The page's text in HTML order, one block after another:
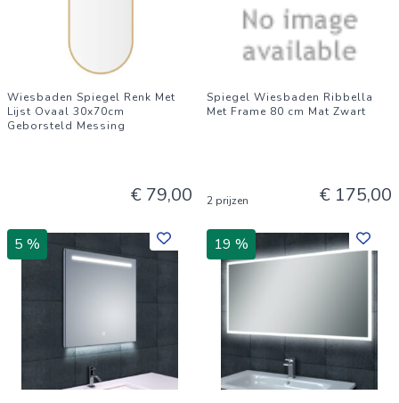
Wiesbaden Spiegel Renk Met
Lijst Ovaal 30x70cm
Geborsteld Messing
€ 79,00
Spiegel Wiesbaden Ribbella
Met Frame 80 cm Mat Zwart
2 prijzen € 175,00
5 % 19 %